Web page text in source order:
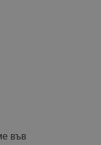
във